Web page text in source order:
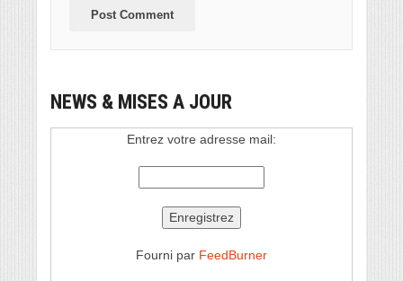
NEWS & MISES A JOUR
Entrez votre adresse mail:
Fourni par FeedBurner